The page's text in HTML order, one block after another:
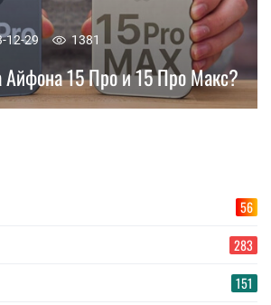
12-29 1381
Айфона 15 Про и 15 Про Макс?
56
283
151